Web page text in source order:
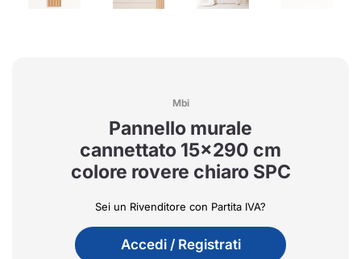
Mbi
Pannello murale
cannettato 15x290 cm
colore rovere chiaro SPC
Sei un Rivenditore con Partita IVA?
Accedi / Registrati